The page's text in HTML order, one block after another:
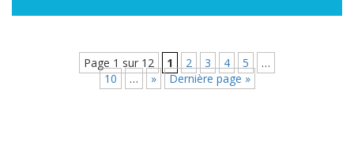
Page 1 sur 12 1 2 3 4 5
…
10
… » Dernière page »